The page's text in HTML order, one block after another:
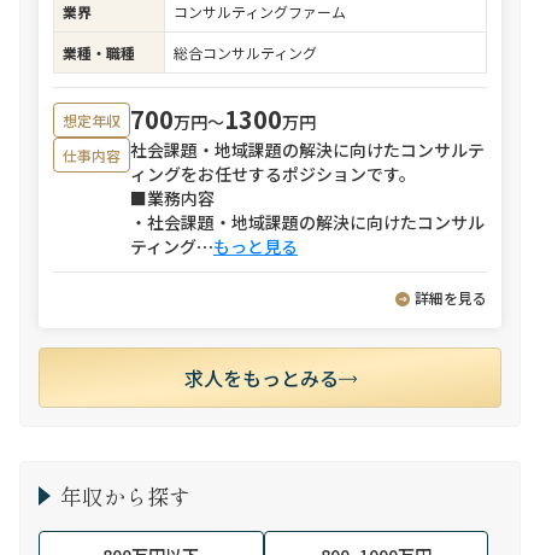
業界
コンサルティングファーム
業種・職種
総合コンサルティング
想定年収 700万円〜1300万円
仕事内容 社会課題・地域課題の解決に向けたコンサルテ
ィングをお任せするポジションです。
■業務内容
・社会課題・地域課題の解決に向けたコンサル
ティング⋯もっと見る
詳細を見る
求人をもっとみる
年収から探す